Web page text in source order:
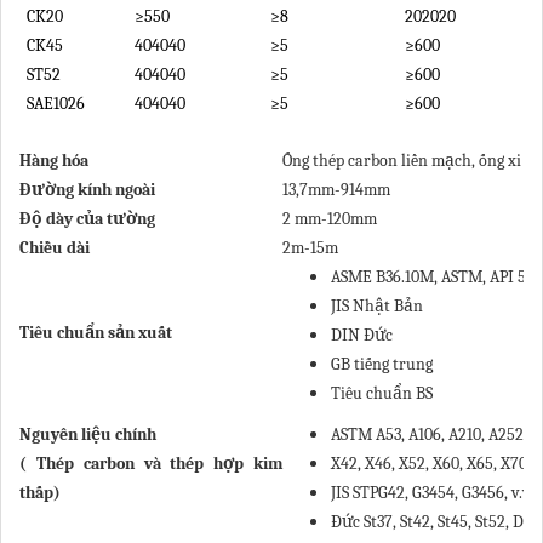
CK20
≥550 ≥8 202020
CK45
404040 ≥5 ≥600
ST52
404040 ≥5 ≥600
SAE1026
404040 ≥5 ≥600
Hàng hóa Ống thép carbon liền mạch,ống xi
Đường kính ngoài
13,7mm-914mm
Độ dày của tường
2 mm-120mm
Chiều dài 2m-15m
Tiêu chuẩn sản xuất
ASME B36.10M, ASTM, API 5L,
JIS Nhật Bản
DIN Đức
GB tiếng trung
Tiêu chuẩn BS
Nguyên liệu chính
( Thép carbon và thép hợp kim
thấp)
ASTM A53, A106, A210, A252,
X42, X46, X52, X60, X65, X70
JIS STPG42, G3454, G3456, v.v;
Đức St37, St42, St45, St52,